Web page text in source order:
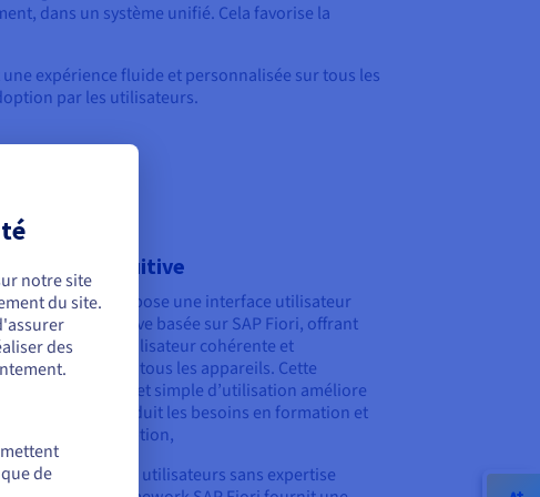
dans un système unifié. Cela favorise la
expérience fluide et personnalisée sur tous les
par les utilisateurs.
Interface intuitive
SAP S/4HANA propose une interface utilisateur
moderne et intuitive basée sur SAP Fiori, offrant
une expérience utilisateur cohérente et
personnalisée sur tous les appareils. Cette
interface intuitive et simple d’utilisation améliore
la productivité, réduit les besoins en formation et
simplifie son adoption,
y compris pour les utilisateurs sans expertise
un
notre site
du site.
des
de